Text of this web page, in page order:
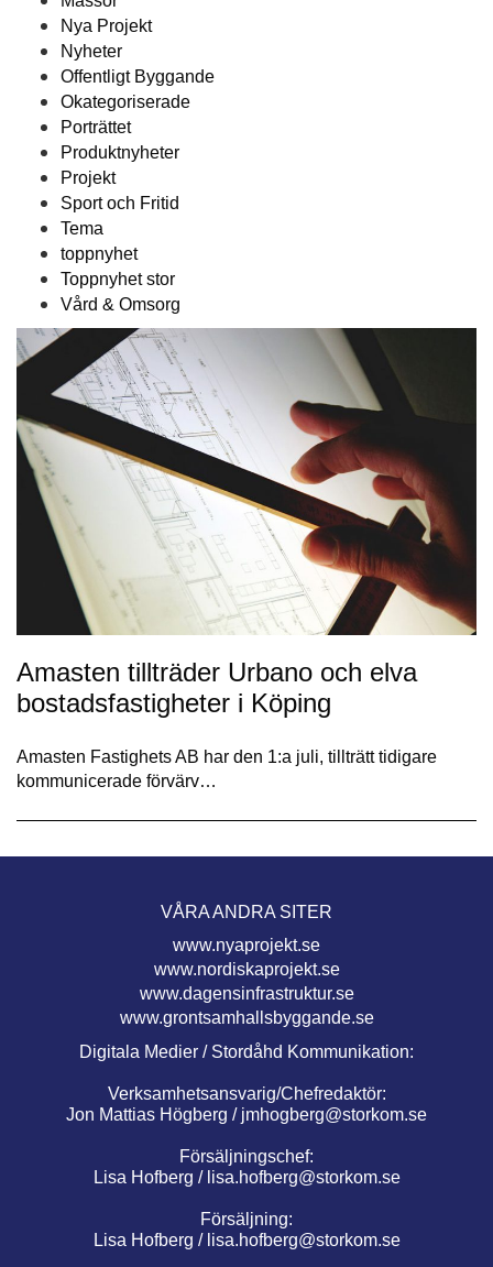
Nya Projekt
Nyheter
Offentligt Byggande
Okategoriserade
Porträttet
Produktnyheter
Projekt
Sport och Fritid
Tema
toppnyhet
Toppnyhet stor
Vård & Omsorg
Amasten tillträder Urbano och elva
bostadsfastigheter i Köping
Amasten Fastighets AB har den 1:a juli, tillträtt tidigare
kommunicerade förvärv…
VÅRA ANDRA SITER
www.nyaprojekt.se
www.nordiskaprojekt.se
www.dagensinfrastruktur.se
www.grontsamhallsbyggande.se
Digitala Medier / Stordåhd Kommunikation:
Verksamhetsansvarig/Chefredaktör:
Jon Mattias Högberg / jmhogberg@storkom.se
Försäljningschef:
Lisa Hofberg / lisa.hofberg@storkom.se
Försäljning:
Lisa Hofberg / lisa.hofberg@storkom.se